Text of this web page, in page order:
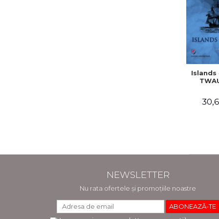
NEWSLETTER
Nu rata ofertele și promoțiile noastre